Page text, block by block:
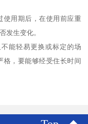
使用期后，在使用前应重
发生变化。
能轻易更换或标定的场
格，要能够经受住长时间